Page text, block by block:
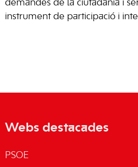
demandes de la ciutadania i
instrument de participació i
Webs destacades
PSOE